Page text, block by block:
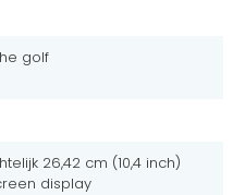
golf
26,42 cm (10,4 inch)
display